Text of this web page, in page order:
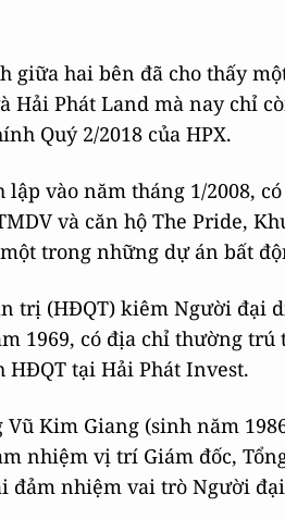
giữa hai bên đã cho thấy
Hải Phát Land mà nay chỉ
Quý 2/2018 của HPX.
vào năm tháng 1/2008,
và căn hộ The Pride,
trong những dự án bất
trị (HĐQT) kiêm Người đại
1969, có địa chỉ thường trú
HĐQT tại Hải Phát Invest.
Kim Giang (sinh năm
nhiệm vị trí Giám đốc,
đảm nhiệm vai trò Người